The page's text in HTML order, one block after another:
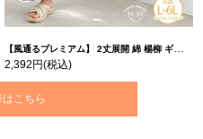
【風通るプレミアム】 2丈展開 綿 楊柳 ギャザー フレア スカンツ 【ウェストゴム】 | 大きいサイズの通販ならハッピーマリリン
2,392円(税込)
こちら